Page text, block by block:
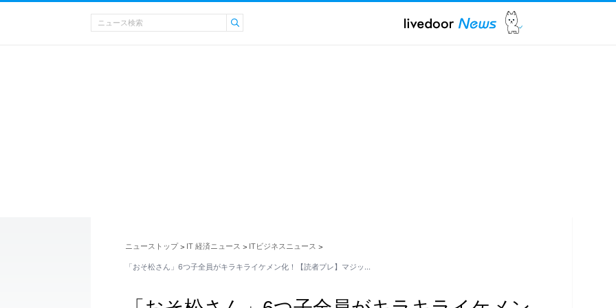
ニューストップ > IT 経済ニュース > ITビジネスニュース >
「おそ松さん」6つ子全員がキラキライケメン化！【読者プレ】マジッ…